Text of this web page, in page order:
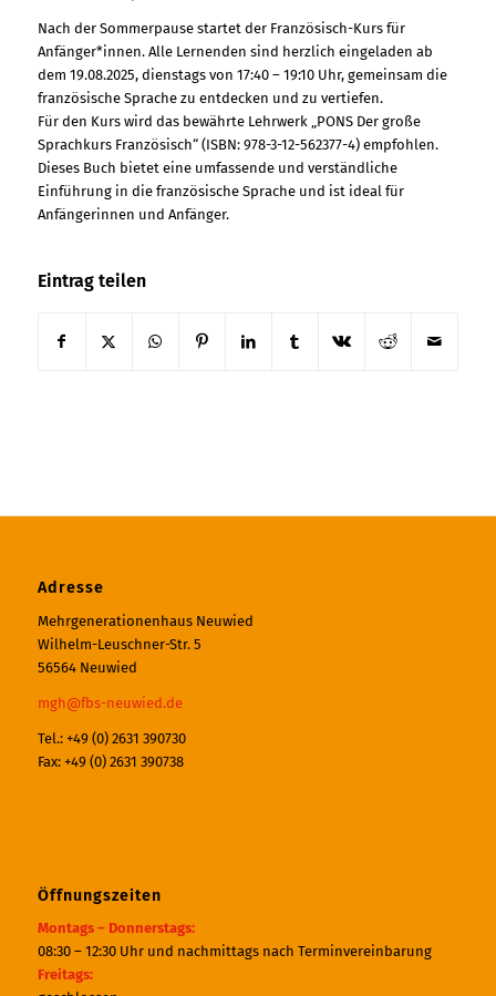
Nach der Sommerpause startet der Französisch-Kurs für
Anfänger*innen. Alle Lernenden sind herzlich eingeladen ab
dem 19.08.2025, dienstags von 17:40 – 19:10 Uhr, gemeinsam die
französische Sprache zu entdecken und zu vertiefen.
Für den Kurs wird das bewährte Lehrwerk „PONS Der große
Sprachkurs Französisch“ (ISBN: 978-3-12-562377-4) empfohlen.
Dieses Buch bietet eine umfassende und verständliche
Einführung in die französische Sprache und ist ideal für
Anfängerinnen und Anfänger.
Eintrag teilen
Adresse
Mehrgenerationenhaus Neuwied
Wilhelm-Leuschner-Str. 5
56564 Neuwied
mgh@fbs-neuwied.de
Tel.: +49 (0) 2631 390730
Fax: +49 (0) 2631 390738
Öffnungszeiten
Montags – Donnerstags:
08:30 – 12:30 Uhr und nachmittags nach Terminvereinbarung
Freitags: